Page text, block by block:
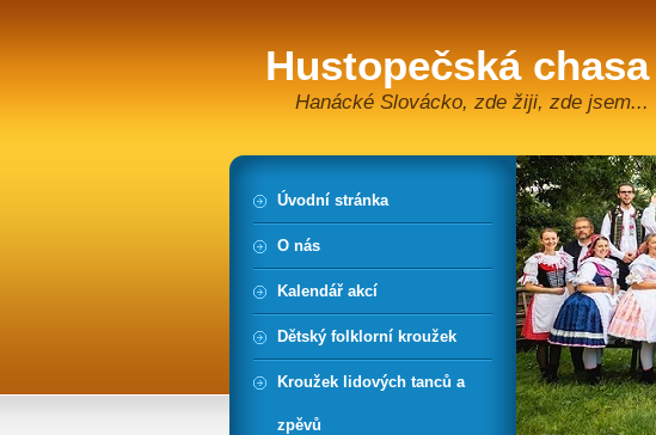
Hustopečská chasa
Hanácké Slovácko, zde žiji, zde jsem...
Úvodní stránka
O nás
Kalendář akcí
Dětský folklorní kroužek
Kroužek lidových tanců a
zpěvů